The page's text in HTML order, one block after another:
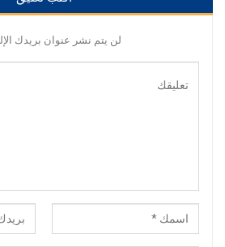
لن يتم نشر عنوان بريدك